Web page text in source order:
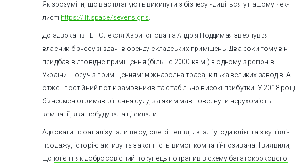
Як зрозуміти, що вас планують викинути з бізнесу - дивіться у нашому чек-
листі https://ilf.space/sevensigns
До адвокатів ILF Олексія Харитонова та Андрія Поддимая звернувся
власник бізнесу зі здачі в оренду складських приміщень. Два роки тому він
придбав відповідне приміщення (більше 2000 кв.м.) в одному з регіонів
України. Поруч з приміщенням: міжнародна траса, кілька великих заводів. А
отже - постійний потік замовників та стабільно високі прибутки. У 2018 році
бізнесмен отримав рішення суду, за яким мав повернути нерухомість
компанії, яка побудувала ці склади.
Адвокати проаналізували це судове рішення, деталі угоди клієнта з купівлі-
продажу, історію активу та законність вимог компанії-позивача. І виявили,
що клієнт як добросовісний покупець потрапив в схему багатокрокового